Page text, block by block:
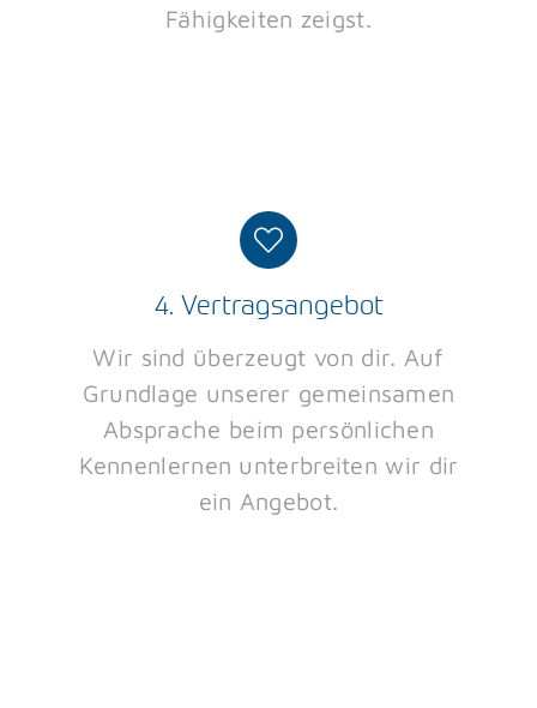
Fähigkeiten zeigst.
4. Vertragsangebot
Wir sind überzeugt von dir. Auf
Grundlage unserer gemeinsamen
Absprache beim persönlichen
Kennenlernen unterbreiten wir dir
ein Angebot.